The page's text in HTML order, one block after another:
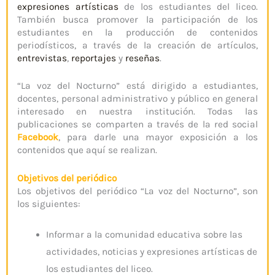
expresiones artísticasde los estudiantes del liceo.
También busca promover la participación de los
estudiantes en la producción de contenidos
periodísticos, a través de la creación de artículos,
entrevistas, reportajes y reseñas.
“La voz del Nocturno” está dirigido a estudiantes,
docentes, personal administrativo y público en general
interesado en nuestra institución. Todas las
publicaciones se comparten a través de la red social
Facebook, para darle una mayor exposición a los
contenidos que aquí se realizan.
Objetivos del periódico
Los objetivos del periódico “La voz del Nocturno”, son
los siguientes:
Informar a la comunidad educativa sobre las
actividades, noticias y expresiones artísticas de
los estudiantes del liceo.